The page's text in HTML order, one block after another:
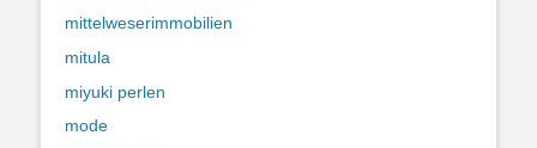
mittelweserimmobilien
mitula
miyuki perlen
mode